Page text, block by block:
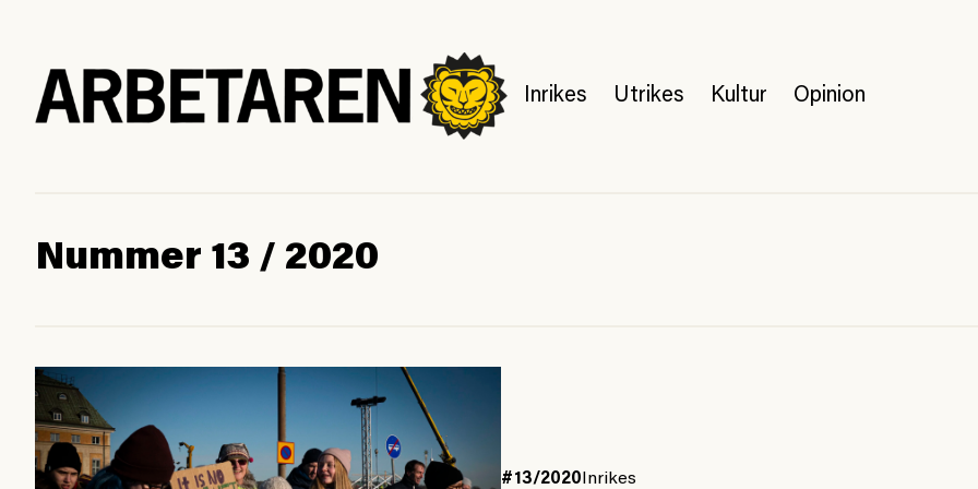
Inrikes Utrikes Kultur Opinion
Nummer 13 / 2020
#13/2020 Inrikes